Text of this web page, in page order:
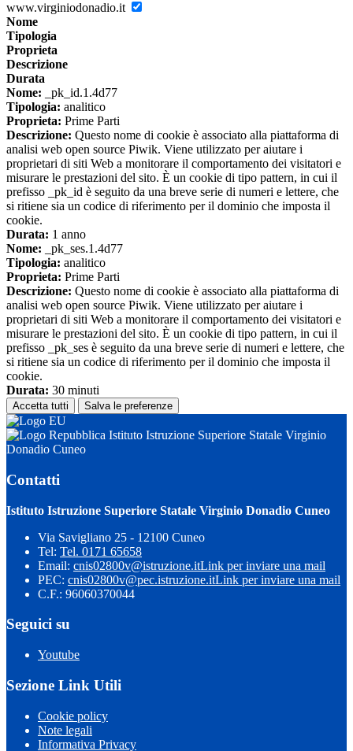
www.virginiodonadio.it
Nome
Tipologia
Proprieta
Descrizione
Durata
Nome: _pk_id.1.4d77
Tipologia: analitico
Proprieta: Prime Parti
Descrizione: Questo nome di cookie è associato alla piattaforma di
analisi web open source Piwik. Viene utilizzato per aiutare i
proprietari di siti Web a monitorare il comportamento dei visitatori e
misurare le prestazioni del sito. È un cookie di tipo pattern, in cui il
prefisso _pk_id è seguito da una breve serie di numeri e lettere, che
si ritiene sia un codice di riferimento per il dominio che imposta il
cookie.
Durata: 1 anno
Nome: _pk_ses.1.4d77
Tipologia: analitico
Proprieta: Prime Parti
Descrizione: Questo nome di cookie è associato alla piattaforma di
analisi web open source Piwik. Viene utilizzato per aiutare i
proprietari di siti Web a monitorare il comportamento dei visitatori e
misurare le prestazioni del sito. È un cookie di tipo pattern, in cui il
prefisso _pk_ses è seguito da una breve serie di numeri e lettere, che
si ritiene sia un codice di riferimento per il dominio che imposta il
cookie.
Durata: 30 minuti
Accetta tutti Salva le preferenze
Istituto Istruzione Superiore Statale Virginio
Donadio Cuneo
Contatti
Istituto Istruzione Superiore Statale Virginio Donadio Cuneo
Via Savigliano 25 - 12100 Cuneo
Tel: Tel. 0171 65658
Email: cnis02800v@istruzione.itLink per inviare una mail
PEC: cnis02800v@pec.istruzione.itLink per inviare una mail
C.F.: 96060370044
Seguici su
Youtube
Sezione Link Utili
Cookie policy
Note legali
Informativa Privacy